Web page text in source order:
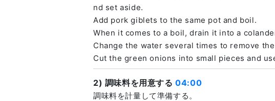
nd set aside.
Add pork giblets to the same pot and boil.
When it comes to a boil, drain it into a
Change the water several times to remove
Cut the green onions into small pieces and
2) 調味料を用意する04:00
調味料を計量して準備する。